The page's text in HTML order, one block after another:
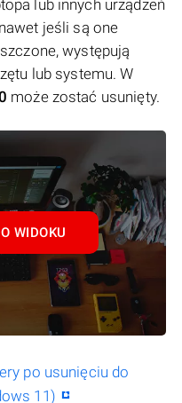
lub innych urządzeń
jeśli są one
występują
lub systemu. W
może zostać usunięty.
WIDOKU
po usunięciu do
11)